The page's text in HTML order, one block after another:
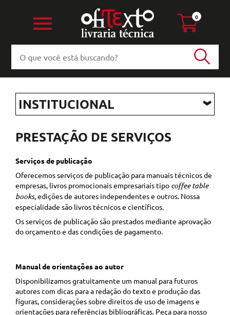
0
INSTITUCIONAL
PRESTAÇÃO DE SERVIÇOS
Serviços de publicação
Oferecemos serviços de publicação para manuais técnicos de
empresas, livros promocionais empresariais tipo coffee table
books, edições de autores independentes e outros. Nossa
especialidade são livros técnicos e científicos.
Os serviços de publicação são prestados mediante aprovação
do orçamento e das condições de pagamento.
Manual de orientações ao autor
Disponibilizamos gratuitamente um manual para futuros
autores com dicas para a redação do texto e produção das
figuras, considerações sobre direitos de uso de imagens e
orientações para referências bibliográficas. Peça para nosso